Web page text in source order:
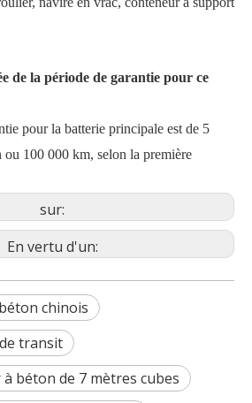
de la période de garantie pour ce
pour la batterie principale est de 5
ou 100 000 km, selon la première
sur:
En vertu d'un:
chinois
transit
béton de 7 mètres cubes